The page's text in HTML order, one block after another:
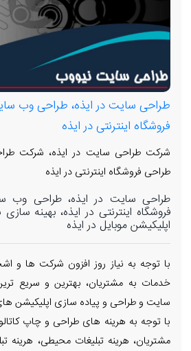
طراحی سایت در ایذه، طراحی وب
فروشگاه اینترنتی در ایذه
شرکت طراحی سایت در ایذه، شرکت
طراحی فروشگاه اینترنتی در ایذه
طراحی سایت در ایذه، طراحی وب
فروشگاه اینترنتی در ایذه، بهینه
اپلیکیشن موبایل در ایذه
با توجه به نیاز روز افزون شرکت ها و
خدمات به مشتریان، بهترین و سریع
سایت و طراحی و پیاده سازی اپلیکیشن
با توجه به هرینه های طراحی و چاپ
مشتریان، هرینه تبلیغات محیطی، هرینه